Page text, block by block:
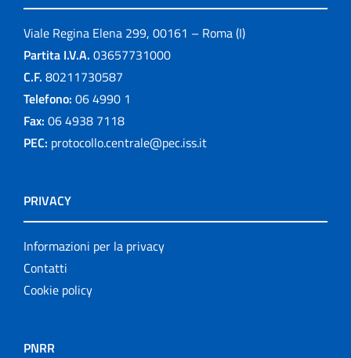
Viale Regina Elena 299, 00161 – Roma (I)
Partita I.V.A. 03657731000
C.F. 80211730587
Telefono: 06 4990 1
Fax: 06 4938 7118
PEC: protocollo.centrale@pec.iss.it
PRIVACY
Informazioni per la privacy
Contatti
Cookie policy
PNRR